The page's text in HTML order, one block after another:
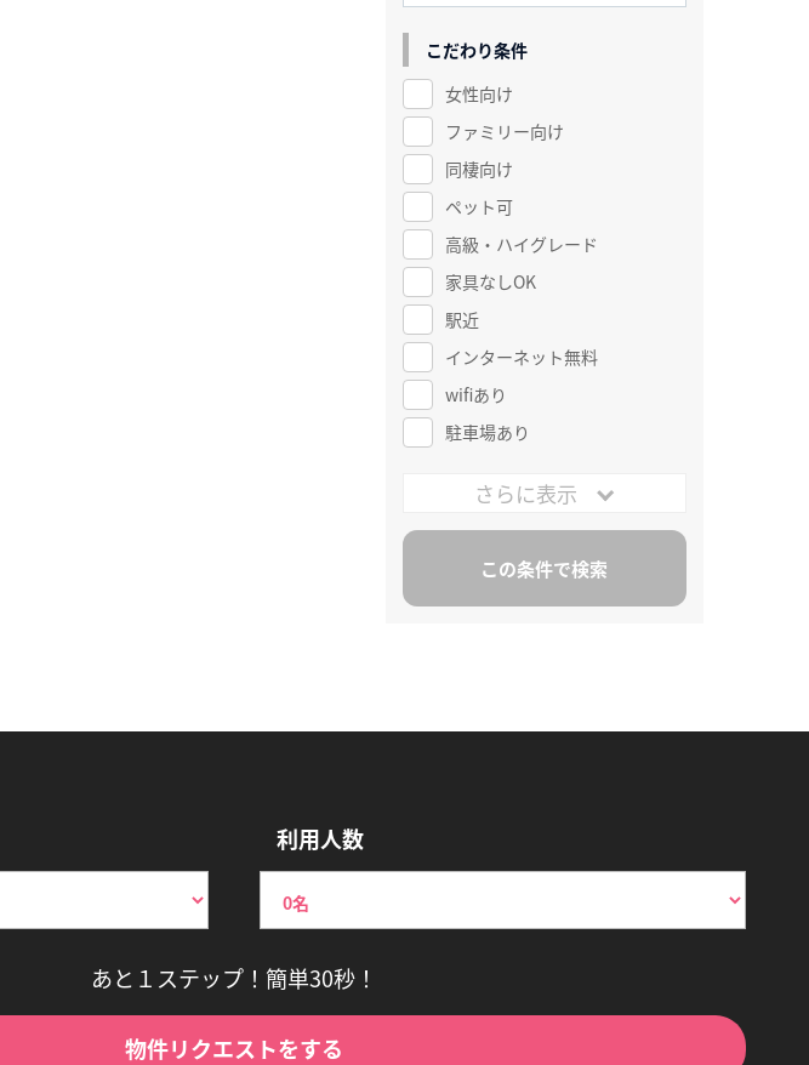
こだわり条件
女性向け
ファミリー向け
同棲向け
ペット可
高級・ハイグレード
家具なしOK
駅近
インターネット無料
wifiあり
駐車場あり
さらに表示
利用人数
あと１ステップ！簡単30秒！
物件リクエストをする